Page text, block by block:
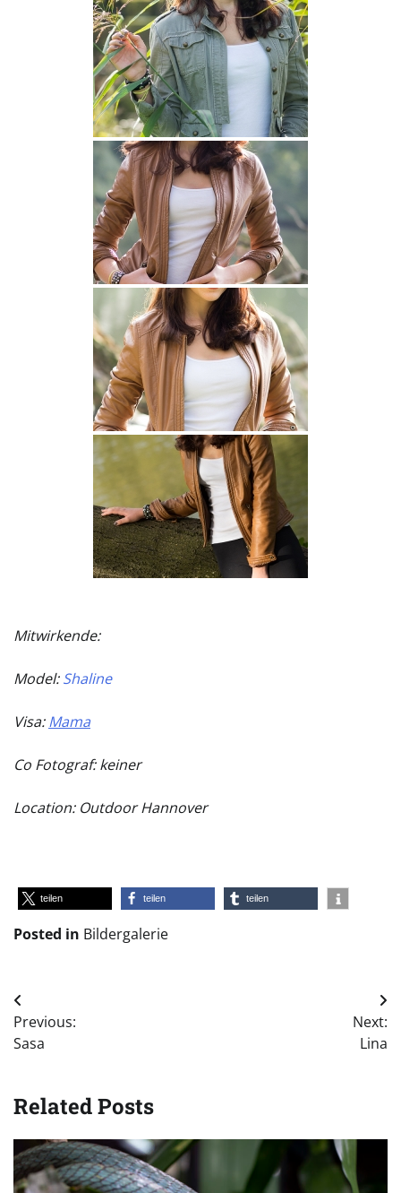
Mitwirkende:
Model:Shaline
Visa:Mama
Co Fotograf: keiner
Location: Outdoor Hannover
teilen teilen teilen
Posted in Bildergalerie
Beitragsnavigation
Previous:
Sasa
Next:
Lina
Related Posts